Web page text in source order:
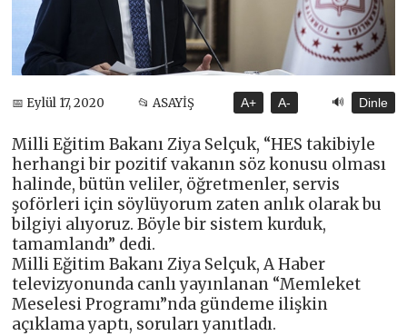
📅 Eylül 17, 2020 📂 ASAYİŞ A+ A- 🔊 Dinle
Milli Eğitim Bakanı Ziya Selçuk, “HES takibiyle
herhangi bir pozitif vakanın söz konusu olması
halinde, bütün veliler, öğretmenler, servis
şoförleri için söylüyorum zaten anlık olarak bu
bilgiyi alıyoruz. Böyle bir sistem kurduk,
tamamlandı” dedi.
Milli Eğitim Bakanı Ziya Selçuk, A Haber
televizyonunda canlı yayınlanan “Memleket
Meselesi Programı”nda gündeme ilişkin
açıklama yaptı, soruları yanıtladı.